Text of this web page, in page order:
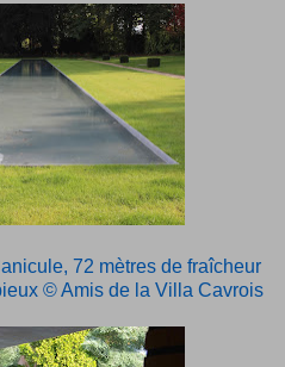
72 mètres de fraîcheur
© Amis de la Villa Cavrois